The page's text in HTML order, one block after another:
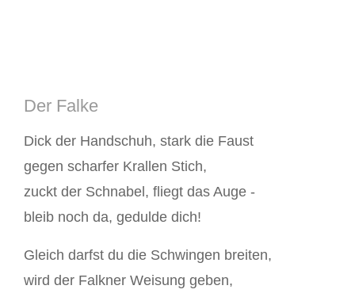
Der Falke
Dick der Handschuh, stark die Faust
gegen scharfer Krallen Stich,
zuckt der Schnabel, fliegt das Auge -
bleib noch da, gedulde dich!
Gleich darfst du die Schwingen breiten,
wird der Falkner Weisung geben,